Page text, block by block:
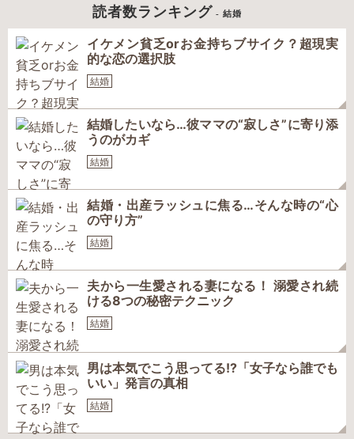
読者数ランキング - 結婚
イケメン貧乏orお金持ちブサイク？超現実
的な恋の選択肢
結婚
結婚したいなら…彼ママの“寂しさ”に寄り添
うのがカギ
結婚
結婚・出産ラッシュに焦る…そんな時の“心
の守り方”
結婚
夫から一生愛される妻になる！ 溺愛され続
ける8つの秘密テクニック
結婚
男は本気でこう思ってる!?「女子なら誰でも
いい」発言の真相
結婚